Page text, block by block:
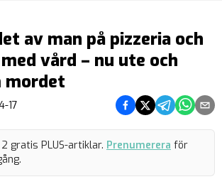
av man på pizzeria och
vård – nu ute och
mordet
17 Dela på Facebook
Dela på Twitter
Dela påDela på
Dela
2 gratis PLUS-artiklar. Prenumerera för